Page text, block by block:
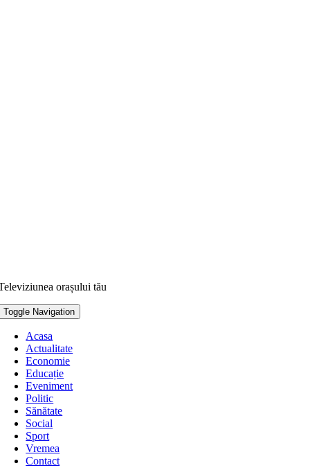
orașului tău
Toggle Navigation
Acasa
Actualitate
Economie
Educație
Eveniment
Politic
Sănătate
Social
Sport
Vremea
Contact